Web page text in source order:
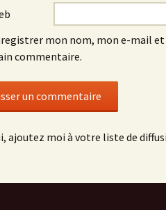
mon nom, mon e-mail
commentaire.
ajoutez moi à votre liste de